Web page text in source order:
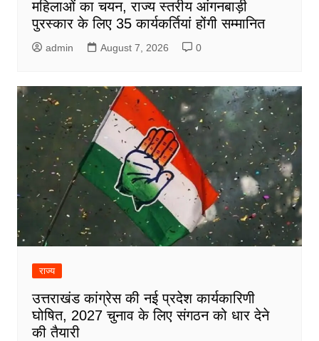
महिलाओं का चयन, राज्य स्तरीय आंगनबाड़ी
पुरस्कार के लिए 35 कार्यकर्तियां होंगी सम्मानित
admin August 7, 2026 0
राज्य
उत्तराखंड कांग्रेस की नई प्रदेश कार्यकारिणी
घोषित, 2027 चुनाव के लिए संगठन को धार देने
की तैयारी